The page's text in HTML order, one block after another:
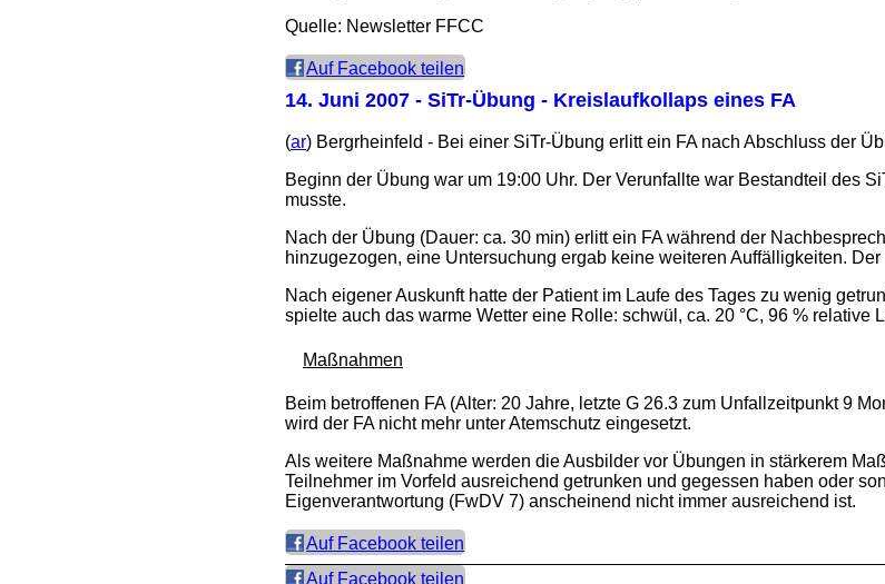
Quelle: Newsletter FFCC
Auf Facebook teilen
14. Juni 2007 - SiTr-Übung - Kreislaufkollaps eines FA
(ar) Bergrheinfeld - Bei einer SiTr-Übung erlitt ein FA nach Abschluss der
Beginn der Übung war um 19:00 Uhr. Der Verunfallte war Bestandteil des
musste.
Nach der Übung (Dauer: ca. 30 min) erlitt ein FA während der
hinzugezogen, eine Untersuchung ergab keine weiteren Auffälligkeiten.
Nach eigener Auskunft hatte der Patient im Laufe des Tages zu wenig
spielte auch das warme Wetter eine Rolle: schwül, ca. 20 °C, 96 % relative
Maßnahmen
Beim betroffenen FA (Alter: 20 Jahre, letzte G 26.3 zum Unfallzeitpunkt 9
wird der FA nicht mehr unter Atemschutz eingesetzt.
Als weitere Maßnahme werden die Ausbilder vor Übungen in stärkerem
Teilnehmer im Vorfeld ausreichend getrunken und gegessen haben oder
Eigenverantwortung (FwDV 7) anscheinend nicht immer ausreichend ist.
Auf Facebook teilen
Auf Facebook teilen